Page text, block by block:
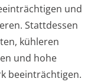
und
Stattdessen
kühleren
und hohe
beeinträchtigen.